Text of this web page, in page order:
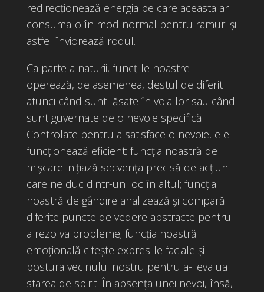
redirecționează energia pe care aceasta ar
consuma-o în mod normal pentru ramuri și
astfel înviorează rodul.
Ca parte a naturii, funcțiile noastre
operează, de asemenea, destul de diferit
atunci când sunt lăsate în voia lor sau când
sunt guvernate de o nevoie specifică.
Controlate pentru a satisface o nevoie, ele
funcționează eficient: funcția noastră de
mișcare inițiază secvența precisă de acțiuni
care ne duc dintr-un loc în altul; funcția
noastră de gândire analizează și compară
diferite puncte de vedere abstracte pentru
a rezolva probleme; funcția noastră
emoțională citește expresiile faciale și
postura vecinului nostru pentru a-i evalua
starea de spirit. În absența unei nevoi, însă,